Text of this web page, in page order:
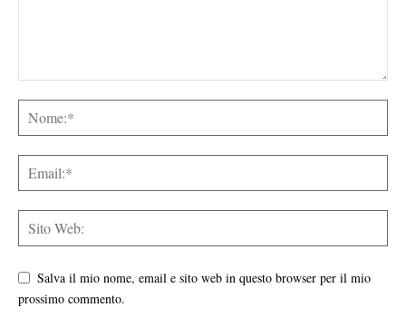
Salva il mio nome, email e sito web in questo browser per il mio
prossimo commento.